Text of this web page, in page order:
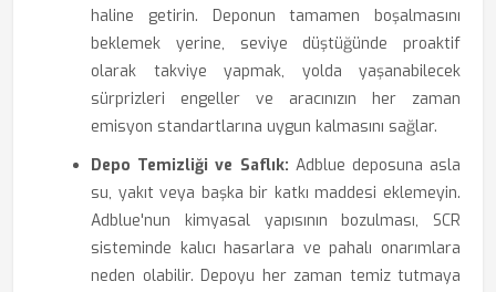
haline getirin. Deponun tamamen boşalmasını
beklemek yerine, seviye düştüğünde proaktif
olarak takviye yapmak, yolda yaşanabilecek
sürprizleri engeller ve aracınızın her zaman
emisyon standartlarına uygun kalmasını sağlar.
Depo Temizliği ve Saflık: Adblue deposuna asla
su, yakıt veya başka bir katkı maddesi eklemeyin.
Adblue'nun kimyasal yapısının bozulması, SCR
sisteminde kalıcı hasarlara ve pahalı onarımlara
neden olabilir. Depoyu her zaman temiz tutmaya